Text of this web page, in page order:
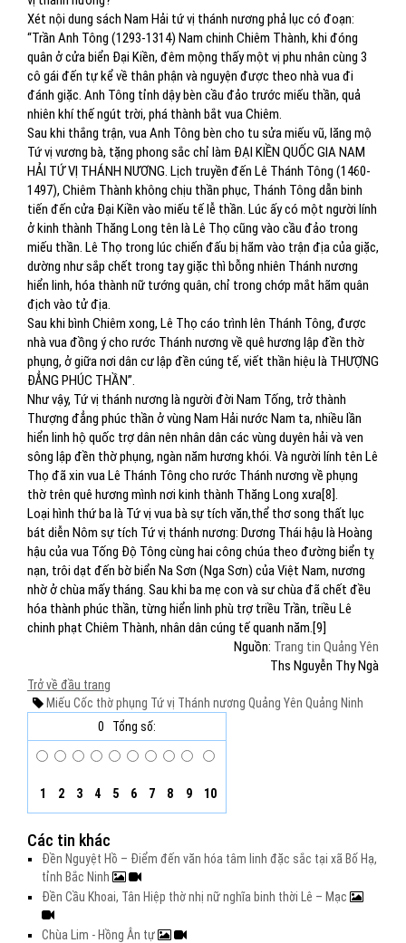
Xét nội dung sách Nam Hải tứ vị thánh nương phả lục có đoạn:
“Trần Anh Tông (1293-1314) Nam chinh Chiêm Thành, khi đóng
quân ở cửa biển Đại Kiền, đêm mộng thấy một vị phu nhân cùng 3
cô gái đến tự kể về thân phận và nguyện được theo nhà vua đi
đánh giặc. Anh Tông tỉnh dậy bèn cầu đảo trước miếu thần, quả
nhiên khí thế ngút trời, phá thành bắt vua Chiêm.
Sau khi thắng trận, vua Anh Tông bèn cho tu sửa miếu vũ, lăng mộ
Tứ vị vương bà, tặng phong sắc chỉ làm ĐẠI KIỀN QUỐC GIA NAM
HẢI TỨ VỊ THÁNH NƯƠNG. Lịch truyền đến Lê Thánh Tông (1460-
1497), Chiêm Thành không chịu thần phục, Thánh Tông dẫn binh
tiến đến cửa Đại Kiền vào miếu tế lễ thần. Lúc ấy có một người lính
ở kinh thành Thăng Long tên là Lê Thọ cũng vào cầu đảo trong
miếu thần. Lê Thọ trong lúc chiến đấu bị hãm vào trận địa của giặc,
dường như sắp chết trong tay giặc thì bỗng nhiên Thánh nương
hiển linh, hóa thành nữ tướng quân, chỉ trong chớp mắt hãm quân
địch vào tử địa.
Sau khi bình Chiêm xong, Lê Thọ cáo trình lên Thánh Tông, được
nhà vua đồng ý cho rước Thánh nương về quê hương lập đền thờ
phụng, ở giữa nơi dân cư lập đền cúng tế, viết thần hiệu là THƯỢNG
ĐẲNG PHÚC THẦN”.
Như vậy, Tứ vị thánh nương là người đời Nam Tống, trở thành
Thượng đẳng phúc thần ở vùng Nam Hải nước Nam ta, nhiều lần
hiển linh hộ quốc trợ dân nên nhân dân các vùng duyên hải và ven
sông lập đền thờ phụng, ngàn năm hương khói. Và người lính tên Lê
Thọ đã xin vua Lê Thánh Tông cho rước Thánh nương về phụng
thờ trên quê hương mình nơi kinh thành Thăng Long xưa[8].
Loại hình thứ ba là Tứ vị vua bà sự tích văn,thể thơ song thất lục
bát diễn Nôm sự tích Tứ vị thánh nương: Dương Thái hậu là Hoàng
hậu của vua Tống Độ Tông cùng hai công chúa theo đường biển tỵ
nạn, trôi dạt đến bờ biển Na Sơn (Nga Sơn) của Việt Nam, nương
nhờ ở chùa mấy tháng. Sau khi ba mẹ con và sư chùa đã chết đều
hóa thành phúc thần, từng hiển linh phù trợ triều Trần, triều Lê
chinh phạt Chiêm Thành, nhân dân cúng tế quanh năm.[9]
Nguồn: Trang tin Quảng Yên
Ths Nguyễn Thy Ngà
Trở về đầu trang
Miếu Cốc thờ phụng Tứ vị Thánh nương Quảng Yên Quảng Ninh
0
Tổng số:
1 2 3 4 5 6 7 8 9 10
Các tin khác
Đền Nguyệt Hồ – Điểm đến văn hóa tâm linh đặc sắc tại xã Bố Hạ,
tỉnh Bắc Ninh
Đền Cầu Khoai, Tân Hiệp thờ nhị nữ nghĩa binh thời Lê – Mạc
Chùa Lim - Hồng Ân tự